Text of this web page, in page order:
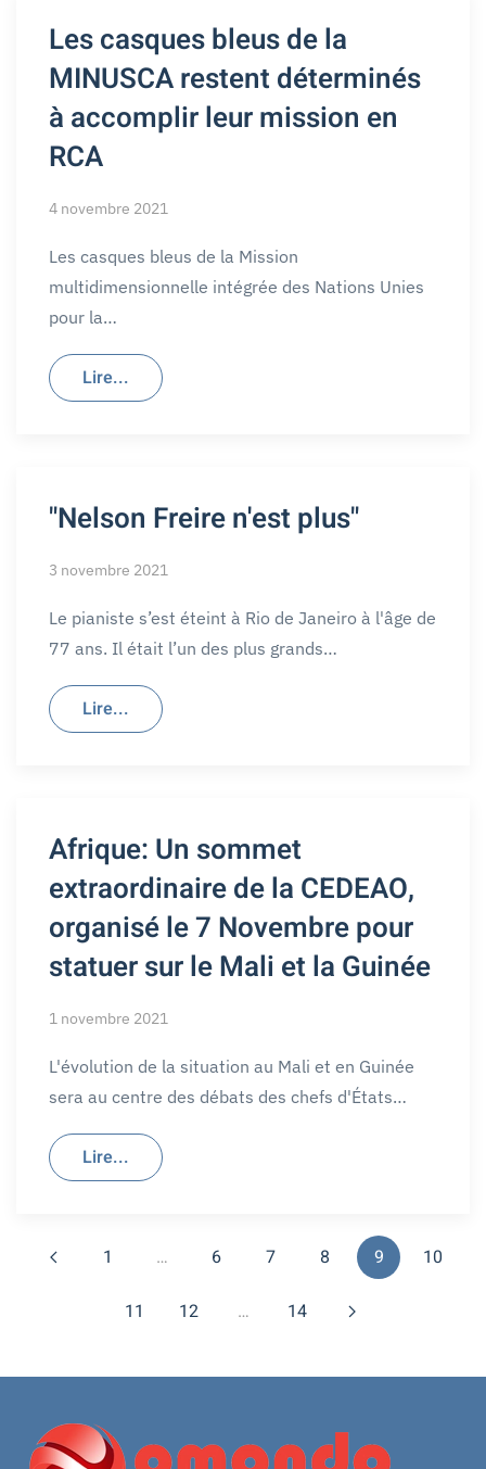
Les casques bleus de la
MINUSCA restent déterminés
à accomplir leur mission en
RCA
4 novembre 2021
Les casques bleus de la Mission
multidimensionnelle intégrée des Nations Unies
pour la…
Lire...
"Nelson Freire n'est plus"
3 novembre 2021
Le pianiste s’est éteint à Rio de Janeiro à l'âge de
77 ans. Il était l’un des plus grands…
Lire...
Afrique: Un sommet
extraordinaire de la CEDEAO,
organisé le 7 Novembre pour
statuer sur le Mali et la Guinée
1 novembre 2021
L'évolution de la situation au Mali et en Guinée
sera au centre des débats des chefs d'États…
Lire...
1 … 6 7 8 9 10
11 12 … 14